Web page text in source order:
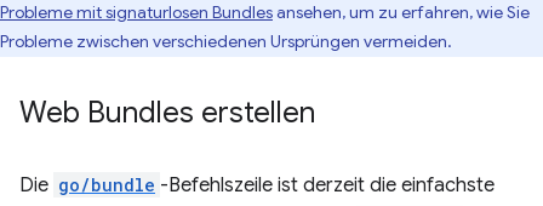
Probleme mit signaturlosen Bundlesansehen, um zu erfahren, wie Sie
Probleme zwischen verschiedenen Ursprüngen vermeiden.
Web Bundles erstellen
Die go/bundle -Befehlszeile ist derzeit die einfachste